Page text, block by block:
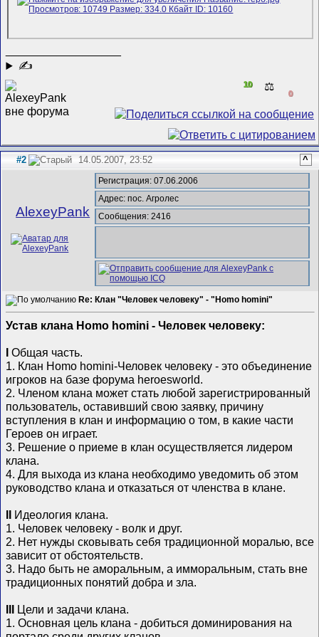
✍
10 ⚖️
0
#2 14.05.2007, 23:52 ^
AlexeyPank
Регистрация: 07.06.2006
Адрес: пос. Агролес
Сообщения: 2416
Re: Клан "Человек человеку" - "Homo homini"
Устав клана Homo homini - Человек человеку:
I Общая часть.
1. Клан Homo homini-Человек человеку - это объединение
игроков на базе форума heroesworld.
2. Членом клана может стать любой зарегистрированный
пользователь, оставивший свою заявку, причину
вступления в клан и информацию о том, в какие части
Героев он играет.
3. Решение о приеме в клан осуществляется лидером
клана.
4. Для выхода из клана необходимо уведомить об этом
руководство клана и отказаться от членства в клане.
II Идеология клана.
1. Человек человеку - волк и друг.
2. Нет нужды сковывать себя традиционной моралью, все
зависит от обстоятельств.
3. Надо быть не аморальным, а имморальным, стать вне
традиционных понятий добра и зла.
III Цели и задачи клана.
1. Основная цель клана - добиться доминирования на